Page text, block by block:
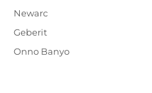
Newarc
Geberit
Onno Banyo